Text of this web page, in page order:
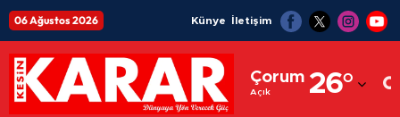
06 Ağustos 2026 Künye İletişim
Çorum
Açık 26°
Adıyaman